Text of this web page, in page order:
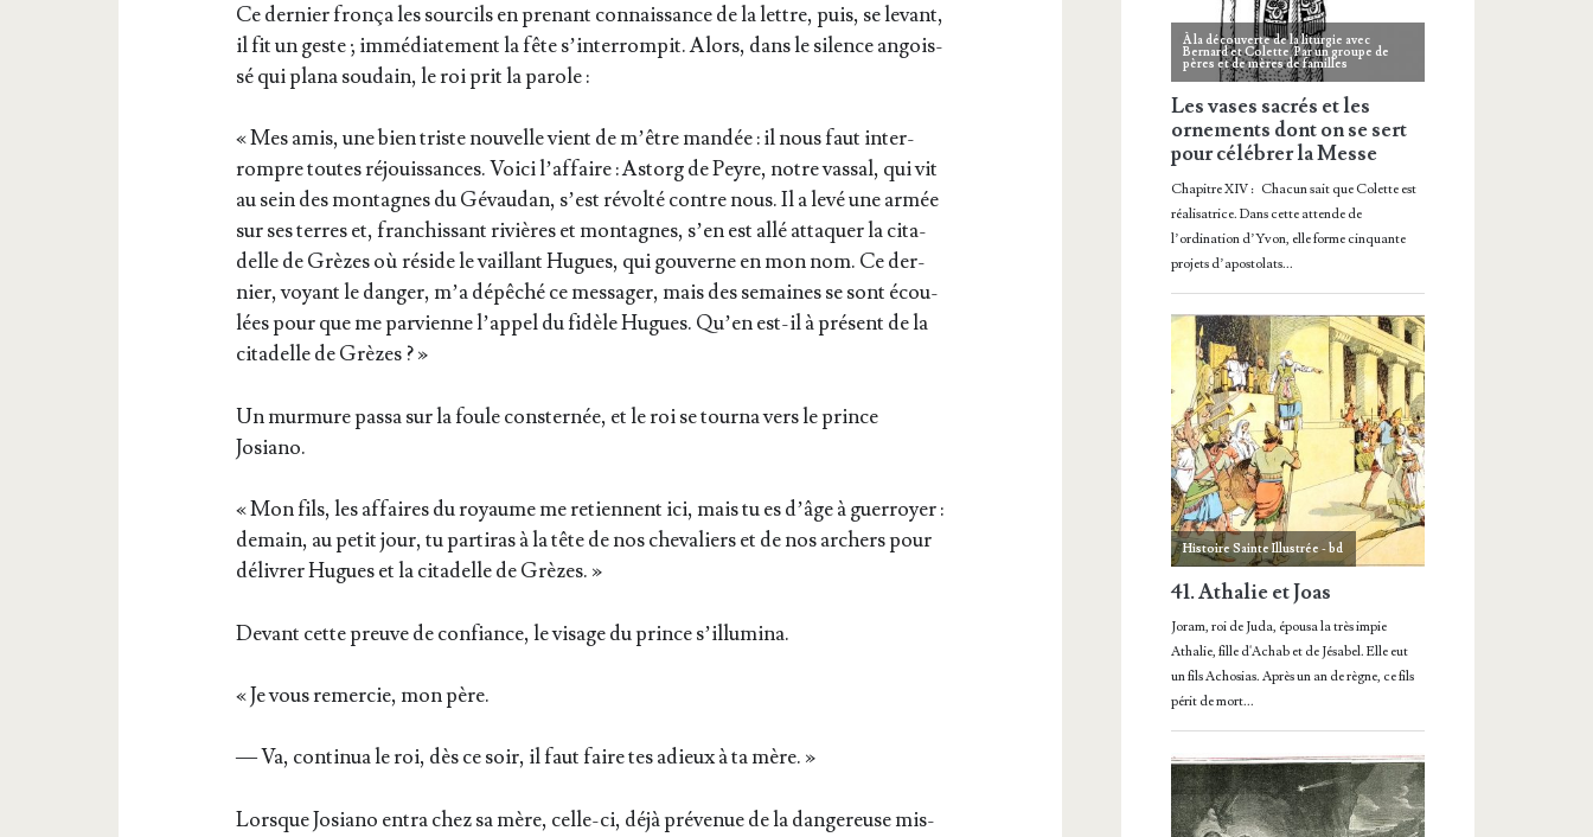
Ce der­nier fron­ça les sour­cils en pre­nant connais­sance de la lettre, puis, se levant,
il fit un geste ; immé­dia­te­ment la fête s’in­ter­rom­pit. Alors, dans le silence angois­
sé qui pla­na sou­dain, le roi prit la parole :
« Mes amis, une bien triste nou­velle vient de m’être man­dée : il nous faut inter­
rompre toutes réjouis­sances. Voi­ci l’af­faire : Astorg de Peyre, notre vas­sal, qui vit
au sein des mon­tagnes du Gévau­dan, s’est révol­té contre nous. Il a levé une armée
sur ses terres et, fran­chis­sant rivières et mon­tagnes, s’en est allé atta­quer la cita­
delle de Grèzes où réside le vaillant Hugues, qui gou­verne en mon nom. Ce der­
nier, voyant le dan­ger, m’a dépê­ché ce mes­sa­ger, mais des semaines se sont écou­
lées pour que me par­vienne l’ap­pel du fidèle Hugues. Qu’en est-il à pré­sent de la
cita­delle de Grèzes ? »
Un mur­mure pas­sa sur la foule conster­née, et le roi se tour­na vers le prince
Josiano.
« Mon fils, les affaires du royaume me retiennent ici, mais tu es d’âge à guer­royer :
demain, au petit jour, tu par­ti­ras à la tête de nos che­va­liers et de nos archers pour
déli­vrer Hugues et la cita­delle de Grèzes. »
Devant cette preuve de confiance, le visage du prince s’illumina.
« Je vous remer­cie, mon père.
— Va, conti­nua le roi, dès ce soir, il faut faire tes adieux à ta mère. »
Lorsque Josia­no entra chez sa mère, celle-ci, déjà pré­ve­nue de la dan­ge­reuse mis­